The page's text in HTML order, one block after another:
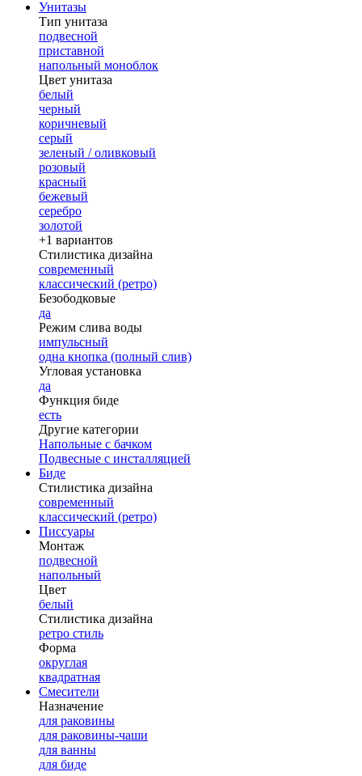
Унитазы
Тип унитаза
подвесной
приставной
напольный моноблок
Цвет унитаза
белый
черный
коричневый
серый
зеленый / оливковый
розовый
красный
бежевый
серебро
золотой
+1 вариантов
Стилистика дизайна
современный
классический (ретро)
Безободковые
да
Режим слива воды
импульсный
одна кнопка (полный слив)
Угловая установка
да
Функция биде
есть
Другие категории
Напольные с бачком
Подвесные с инсталляцией
Биде
Стилистика дизайна
современный
классический (ретро)
Писсуары
Монтаж
подвесной
напольный
Цвет
белый
Стилистика дизайна
ретро стиль
Форма
округлая
квадратная
Смесители
Назначение
для раковины
для раковины-чаши
для ванны
для биде